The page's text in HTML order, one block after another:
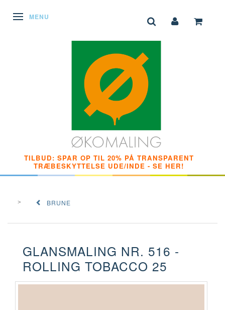
SKIFTE NAVIGATION
MENU
TILBUD: SPAR OP TIL 20% PÅ TRANSPARENT
TRÆBESKYTTELSE UDE/INDE - SE HER!
BRUNE
GLANSMALING NR. 516 -
ROLLING TOBACCO 25